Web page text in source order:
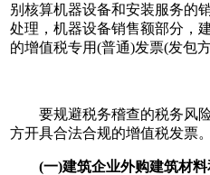
别核算机器设备和安装服务的
处理，机器设备销售额部分，
的增值税专用(普通)发票(发包
要规避税务稽查的税务风险
方开具合法合规的增值税发票。
(一)建筑企业外购建筑材